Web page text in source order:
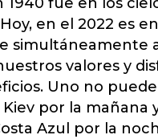
en el 2022 es
simultáneamente
valores y
Uno no puede
por la mañana
Azul por la